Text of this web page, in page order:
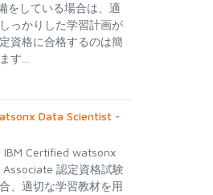
をしている場合は、適
っかりした学習計画が
資格に合格するのは簡
す...
Data Scientist -
IBM Certified watsonx
認定資格試験
、適切な学習教材を用